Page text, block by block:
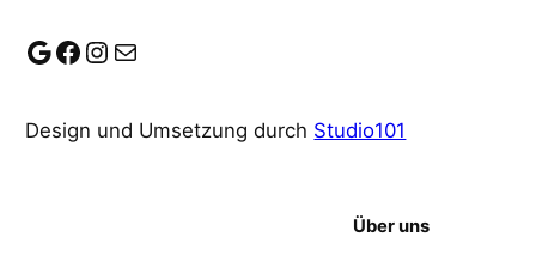
Google
Facebook
Instagram
E-Mail
Design und Umsetzung durch Studio101
Über uns